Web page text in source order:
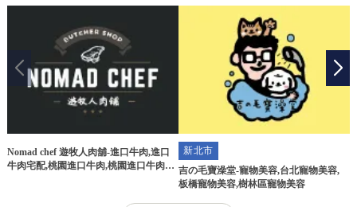
Nomad chef 遊牧人肉舖-進口牛肉,進口
牛肉宅配,桃園進口牛肉,桃園進口牛肉宅
新北市
吉の毛寶澡堂-寵物美容,台北寵物美容,
板橋寵物美容,樹林區寵物美容